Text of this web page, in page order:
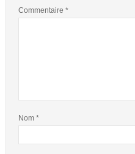
Commentaire *
Nom *